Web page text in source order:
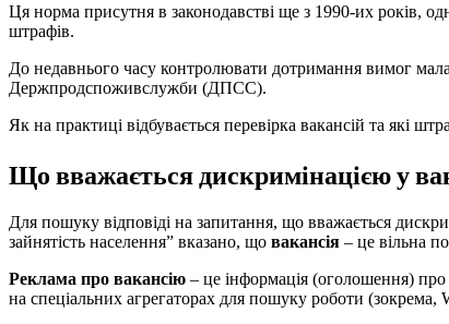
Ця норма присутня в законодавстві ще з 1990-их років,
штрафів.
До недавнього часу контролювати дотримання вимог
Держпродспоживслужби (ДПСС).
Як на практиці відбувається перевірка вакансій та які
Що вважається дискримінацією у
Для пошуку відповіді на запитання, що вважається
зайнятість населення” вказано, що вакансія – це вільна
Реклама про вакансію – це інформація (оголошення)
на спеціальних агрегаторах для пошуку роботи